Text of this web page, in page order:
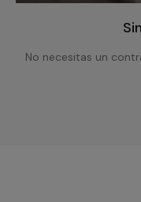
No necesitas un